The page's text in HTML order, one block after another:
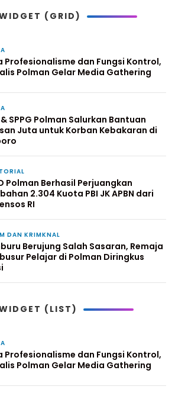
(GRID)
Profesionalisme dan Fungsi Kontrol,
Polman Gelar Media Gathering
& SPPG Polman Salurkan Bantuan
Juta untuk Korban Kebakaran di
Polman Berhasil Perjuangkan
2.304 Kuota PBI JK APBN dari
RI
DAN KRIMKNAL
Berujung Salah Sasaran, Remaja
Pelajar di Polman Diringkus
(LIST)
Profesionalisme dan Fungsi Kontrol,
Polman Gelar Media Gathering